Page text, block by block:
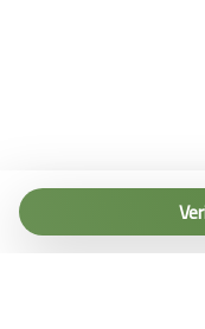
Tel. (+39) 0187
Scrivici su WhatsApp